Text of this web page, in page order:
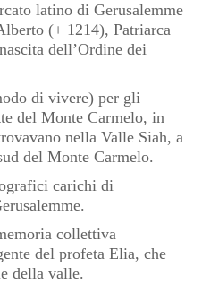
latino di Gerusalemme
(+ 1214), Patriarca
dell’Ordine dei
di vivere) per gli
del Monte Carmelo, in
nella Valle Siah, a
del Monte Carmelo.
carichi di
collettiva
del profeta Elia, che
della valle.